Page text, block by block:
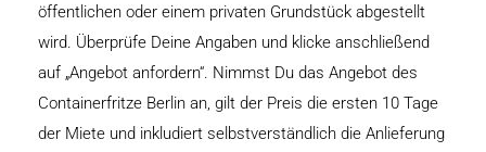
öffentlichen oder einem privaten Grundstück abgestellt
wird. Überprüfe Deine Angaben und klicke anschließend
auf „Angebot anfordern“. Nimmst Du das Angebot des
Containerfritze Berlin an, gilt der Preis die ersten 10 Tage
der Miete und inkludiert selbstverständlich die Anlieferung